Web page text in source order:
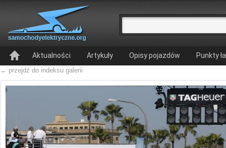
Aktualności Artykuły Opisy pojazdów Punkty
← przejdź do indeksu galerii